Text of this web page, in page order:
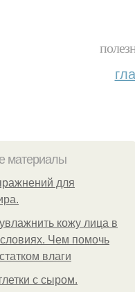
материалы
для
кожу лица в
Чем помочь
влаги
с сыром.